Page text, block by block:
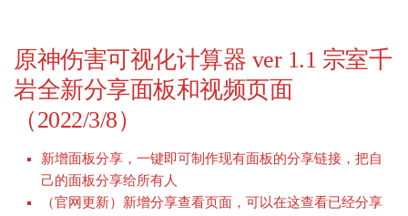
原神伤害可视化计算器 ver 1.1 宗室千
岩全新分享面板和视频页面
（2022/3/8）
新增面板分享，一键即可制作现有面板的分享链接，把自
己的面板分享给所有人
（官网更新）新增分享查看页面，可以在这查看已经分享